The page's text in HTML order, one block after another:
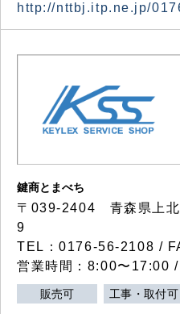
http://nttbj.itp.ne.jp/
鍵商とまべち
〒039-2404 青森県上北
9
TEL：0176-56-2108 /
営業時間：8:00〜17:00 /
販売可 工事・取付可